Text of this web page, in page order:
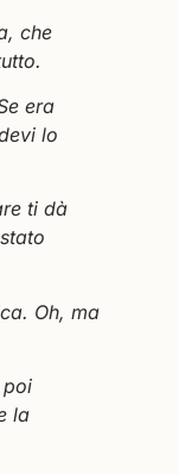
che
era
lo
ti dà
Oh, ma
poi
la